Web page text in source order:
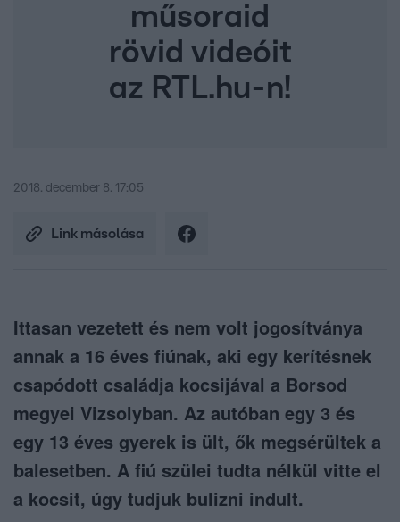
műsoraid
rövid videóit
az RTL.hu-n!
2018. december 8. 17:05
Link másolása
Ittasan vezetett és nem volt jogosítványa
annak a 16 éves fiúnak, aki egy kerítésnek
csapódott családja kocsijával a Borsod
megyei Vizsolyban. Az autóban egy 3 és
egy 13 éves gyerek is ült, ők megsérültek a
balesetben. A fiú szülei tudta nélkül vitte el
a kocsit, úgy tudjuk bulizni indult.